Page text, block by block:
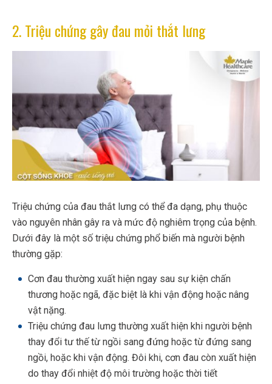
2. Triệu chứng gây đau mỏi thắt lưng
Triệu chứng của đau thắt lưng có thể đa dạng, phụ thuộc
vào nguyên nhân gây ra và mức độ nghiêm trọng của bệnh.
Dưới đây là một số triệu chứng phổ biến mà người bệnh
thường gặp:
Cơn đau thường xuất hiện ngay sau sự kiện chấn
thương hoặc ngã, đặc biệt là khi vận động hoặc nâng
vật nặng.
Triệu chứng đau lưng thường xuất hiện khi người bệnh
thay đổi tư thế từ ngồi sang đứng hoặc từ đứng sang
ngồi, hoặc khi vận động. Đôi khi, cơn đau còn xuất hiện
do thay đổi nhiệt độ môi trường hoặc thời tiết